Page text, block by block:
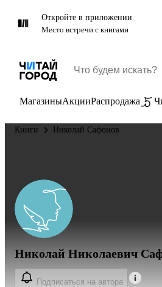
Откройте в приложении
Место встречи с книгами
МагазиныАкцииРаспродажа
Книги Николай Сафонов
Николай Николаевич
Подписаться на автора